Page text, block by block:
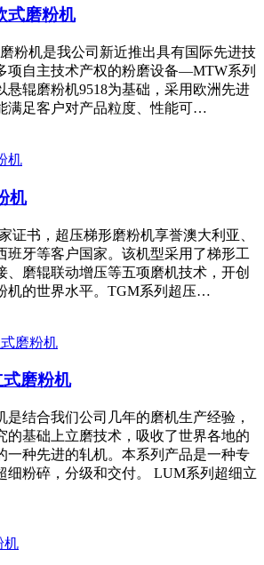
式磨粉机
粉机是我公司新近推出具有国际先进技
项自主技术产权的粉磨设备—MTW系列
悬辊磨粉机9518为基础，采用欧洲先进
满足客户对产品粒度、性能可…
机
证书，超压梯形磨粉机享誉澳大利亚、
班牙等客户国家。该机型采用了梯形工
、磨辊联动增压等五项磨机技术，开创
机的世界水平。TGM系列超压…
磨粉机
是结合我们公司几年的磨机生产经验，
的基础上立磨技术，吸收了世界各地的
一种先进的轧机。本系列产品是一种专
细粉碎，分级和交付。 LUM系列超细立